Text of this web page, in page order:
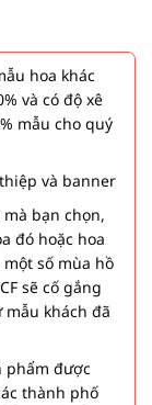
hoa khác
và có độ xê
mẫu cho quý
và banner
bạn chọn,
đó hoặc hoa
số mùa hồ
sẽ cố gắng
khách đã
phẩm được
thành phố